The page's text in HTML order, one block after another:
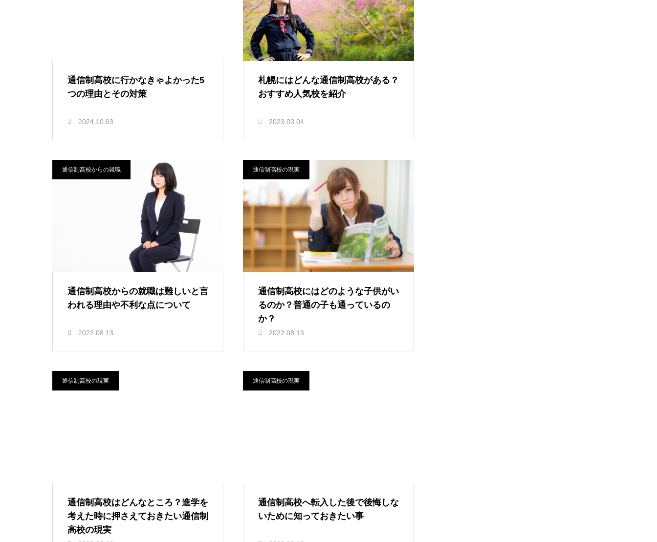
通信制高校に行かなきゃよかった5
つの理由とその対策
2024.10.03
札幌にはどんな通信制高校がある？
おすすめ人気校を紹介
2023.03.04
通信制高校からの就職
通信制高校からの就職は難しいと言
われる理由や不利な点について
2022.08.13
通信制高校の現実
通信制高校にはどのような子供がい
るのか？普通の子も通っているの
か？
2022.08.13
通信制高校の現実
通信制高校はどんなところ？進学を
考えた時に押さえておきたい通信制
高校の現実
通信制高校の現実
通信制高校へ転入した後で後悔しな
いために知っておきたい事